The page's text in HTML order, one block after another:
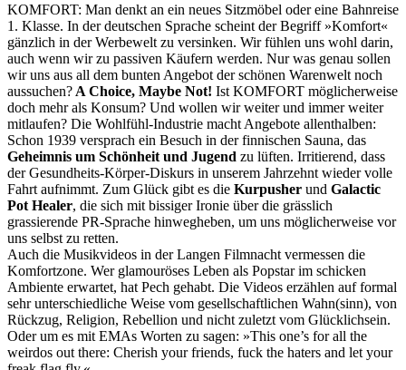
KOMFORT: Man denkt an ein neues Sitzmöbel oder eine Bahnreise
1. Klasse. In der deutschen Sprache scheint der Begriff »Komfort«
gänzlich in der Werbewelt zu versinken. Wir fühlen uns wohl darin,
auch wenn wir zu passiven Käufern werden. Nur was genau sollen
wir uns aus all dem bunten Angebot der schönen Warenwelt noch
aussuchen? A Choice, Maybe Not! Ist KOMFORT möglicherweise
doch mehr als Konsum? Und wollen wir weiter und immer weiter
mitlaufen? Die Wohlfühl-Industrie macht Angebote allenthalben:
Schon 1939 versprach ein Besuch in der finnischen Sauna, das
Geheimnis um Schönheit und Jugend zu lüften. Irritierend, dass
der Gesundheits-Körper-Diskurs in unserem Jahrzehnt wieder volle
Fahrt aufnimmt. Zum Glück gibt es die Kurpusher und Galactic
Pot Healer, die sich mit bissiger Ironie über die grässlich
grassierende PR-Sprache hinwegheben, um uns möglicherweise vor
uns selbst zu retten.
Auch die Musikvideos in der Langen Filmnacht vermessen die
Komfortzone. Wer glamouröses Leben als Popstar im schicken
Ambiente erwartet, hat Pech gehabt. Die Videos erzählen auf formal
sehr unterschiedliche Weise vom gesellschaftlichen Wahn(sinn), von
Rückzug, Religion, Rebellion und nicht zuletzt vom Glücklichsein.
Oder um es mit EMAs Worten zu sagen: »This one’s for all the
weirdos out there: Cherish your friends, fuck the haters and let your